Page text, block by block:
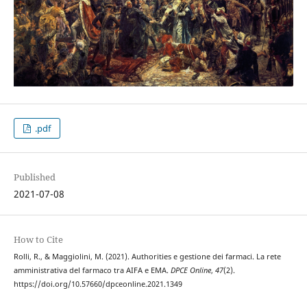
.pdf
Published
2021-07-08
How to Cite
Rolli, R., & Maggiolini, M. (2021). Authorities e gestione dei farmaci. La rete
amministrativa del farmaco tra AIFA e EMA. DPCE Online, 47(2).
https://doi.org/10.57660/dpceonline.2021.1349